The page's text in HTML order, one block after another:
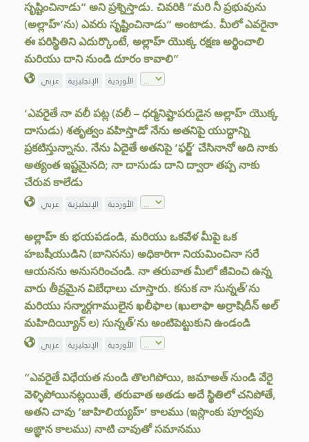
సృష్టించినాడు” అని ప్రశ్నిస్తాడు. చివరికి “మరి నీ ప్రభువును
(అల్లాహ్’ను) ఎవరు సృష్టించినాడు” అంటాడు. మీలో ఎవరైనా
ఈ పరిస్థితిని ఎదుర్కొంటే, అల్లాహ్ యొక్క రక్షణ అర్థించాలి
మరియు దాని నుండి దూరం కావాలి”
عربي الإنجليزية الأوردية
‘ఎవరైతే నా వలీ పట్ల (వలీ – ధర్మనిష్టాపరుడైన అల్లాహ్ యొక్క
దాసుడు) శతృత్వం వహిస్తాడో నేను అతనిపై యుద్ధాన్ని
ప్రకటిస్తున్నాను. నేను ఏదైతే అతనిపై ‘ఫర్జ్’ చేసినానో అది నాకు
అత్యంత ఇష్టమైనది; నా దాసుడు దాని ద్వారా తప్ప నాకు
చేరువ కాలేడు
عربي الإنجليزية الأوردية
అల్లాహ్ కు భయపడండి, మరియు ఒకవేళ మీపై ఒక
హబషీయుడిని (బానిసను) అధికారిగా నియమించినా సరే
ఆయనను అనుసరించండి. నా తరువాత మీలో జీవించి ఉన్న
వారు తీవ్రమైన విబేధాలు చూస్తారు. కనుక నా సున్నత్’ను
మరియు సన్మార్గగాములైన ఖలీఫాల (ఖులాఫా అర్రాషిదీన్ అల్
మహిదియ్యీన్ ల) సున్నత్’ను అంటిపెట్టుకుని ఉండండి
عربي الإنجليزية الأوردية
“ఎవరైతే విధేయత నుండి తొలగిపోయి, జమాఅత్ నుండి వేరై
వెళ్ళిపోయినట్లయితే, తరువాత అతడు అదే స్థితిలో చనిపోతే,
అతని చావు ‘జాహిలియ్యహ్’ కాలము (ఇస్లాంకు పూర్వపు
అఙ్ఞాన కాలము) నాటి చావుతో సమానము